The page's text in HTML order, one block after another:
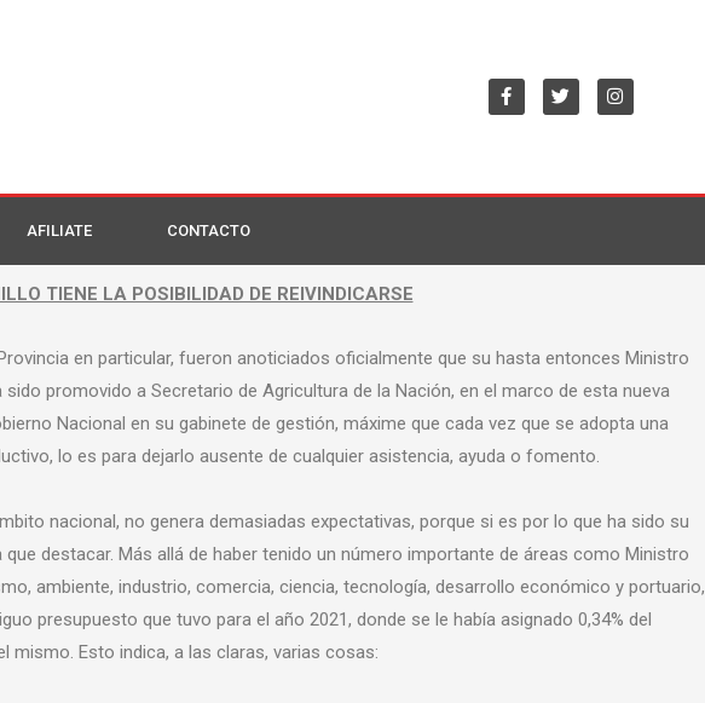
AFILIATE CONTACTO
TIENE LA POSIBILIDAD DE REIVINDICARSE
en particular, fueron anoticiados oficialmente que su hasta entonces Ministro
promovido a Secretario de Agricultura de la Nación, en el marco de esta nueva
Nacional en su gabinete de gestión, máxime que cada vez que se adopta una
lo es para dejarlo ausente de cualquier asistencia, ayuda o fomento.
nacional, no genera demasiadas expectativas, porque si es por lo que ha sido su
destacar. Más allá de haber tenido un número importante de áreas como Ministro
ambiente, industrio, comercia, ciencia, tecnología, desarrollo económico y portuario,
presupuesto que tuvo para el año 2021, donde se le había asignado 0,34% del
mismo. Esto indica, a las claras, varias cosas: